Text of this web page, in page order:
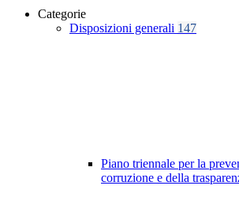
Categorie
Disposizioni generali 147
Piano triennale per la
corruzione e della